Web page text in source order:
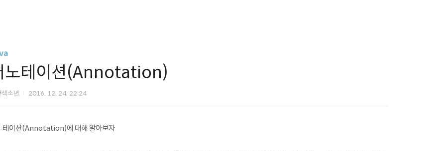
노테이션(Annotation)
소년 2016. 12. 24. 22:24
테이션(Annotation)에 대해 알아보자